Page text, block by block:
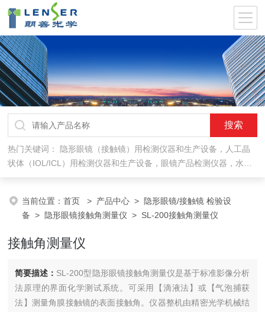
热门关键词： 隐形眼镜（接触镜）用检测仪器和生产设备，人工晶
状体（IOL/ICL）用检测仪器和生产设备，眼镜产品检测仪器，水气
当前位置：首页 > 产品中心 > 隐形眼镜/接触镜 检验设
备 > 隐形眼镜接触角测量仪 > SL-200接触角测量仪
接触角测量仪
简要描述： SL-200型隐形眼镜接触角测量仪是基于标准影像分析
法原理的界面化学测试系统。可采用【滴液法】或【气泡捕获
法】测量角膜接触镜的表面接触角。仪器整机由精密光学机械结